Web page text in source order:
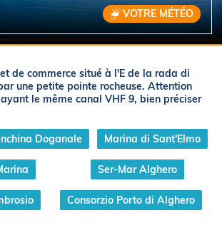
VOTRE MÉTÉO
de commerce situé à l'E de la rada di
une petite pointe rocheuse. Attention
le même canal VHF 9, bien préciser
Doganale Marina di Sant'Elmo
Ser-Mar Alghero
Consorzio Porto di Alghero